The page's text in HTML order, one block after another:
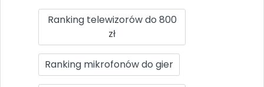
Ranking telewizorów do 800
zł
Ranking mikrofonów do gier